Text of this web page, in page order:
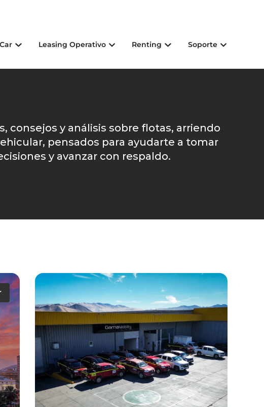
Leasing Operativo Renting Soporte
consejos y análisis sobre flotas, arriendo
pensados para ayudarte a tomar
y avanzar con respaldo.